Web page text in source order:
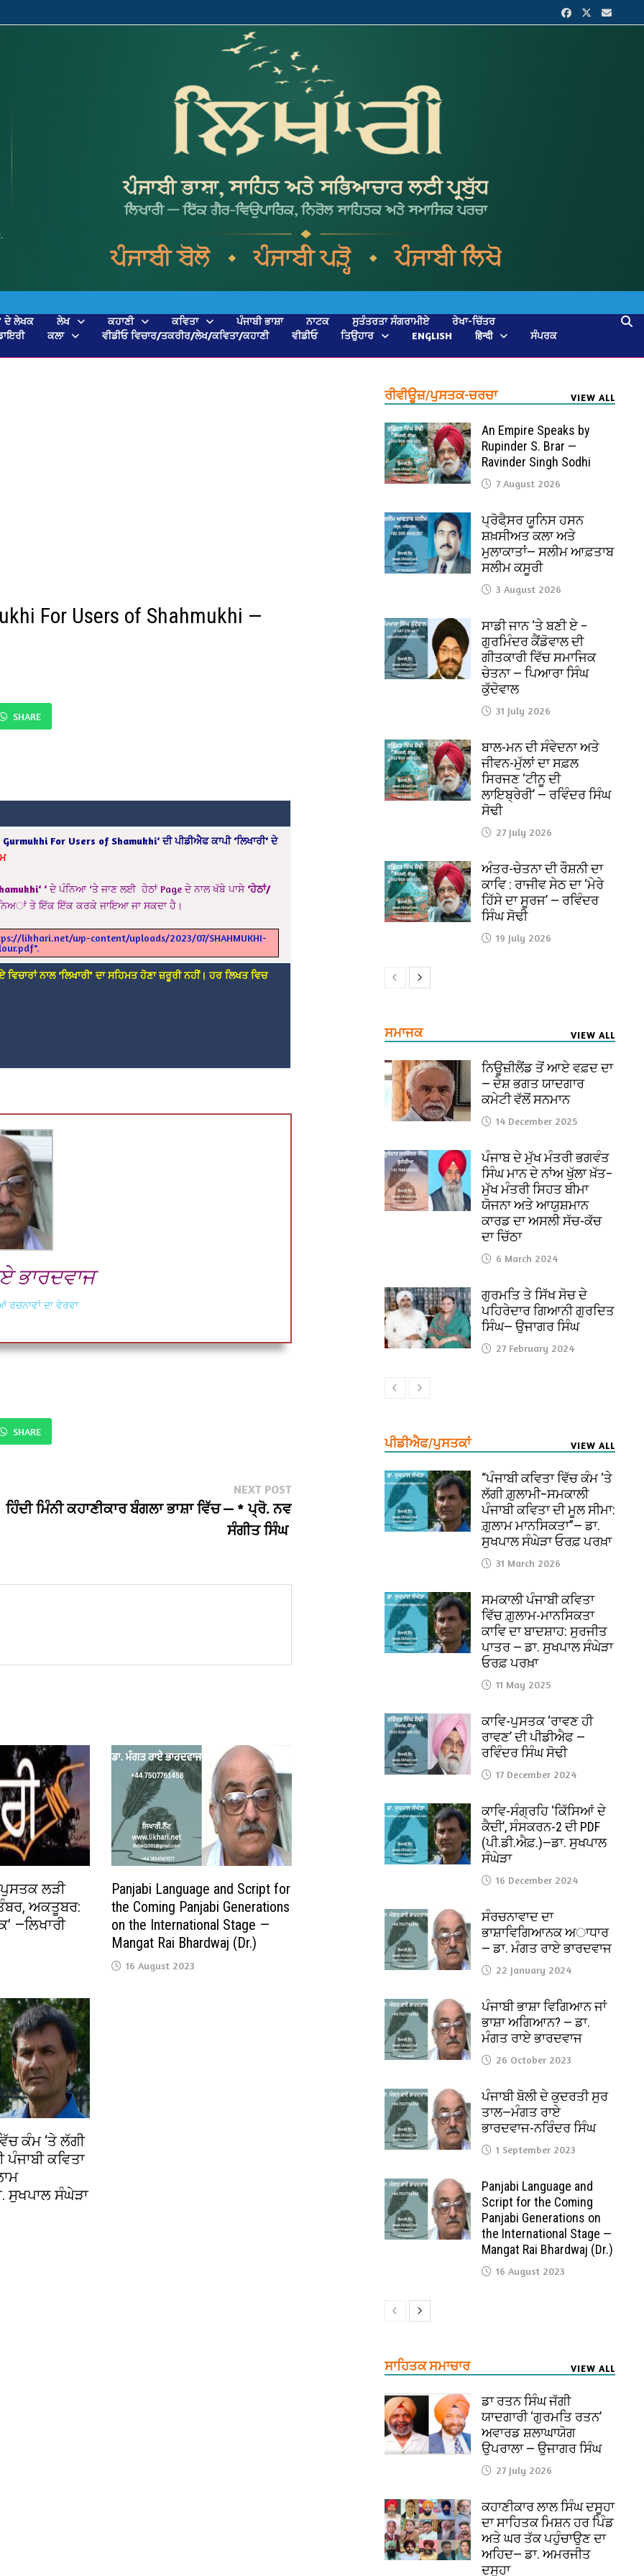
ਦੇ ਲੇਖਕ ਲੇਖ ਕਹਾਣੀ ਕਵਿਤਾ ਪੰਜਾਬੀ ਭਾਸ਼ਾ ਨਾਟਕ ਸੁਤੰਤਰਤਾ ਸੰਗਰਾਮੀਏ
ਰੇਖਾ-ਚਿੱਤਰ
ਕਲਾ ਵੀਡੀਓ ਵਿਚਾਰ/ਤਕਰੀਰ/ਲੇਖ/ਕਵਿਤਾ/ਕਹਾਣੀ ਵੀਡੀਓ ਤਿਉਹਾਰ ENGLISH हिन्दी
ਸੰਪਰਕ
For Users of Shahmukhi —
SHARE
For Users of Shamukhi‘ਦੀ ਪੀਡੀਐਫ ਕਾਪੀ‘ਲਿਖਾਰੀ‘ਦੇ
‘ ‘ਦੇ ਪੰਨਿਆ ‘ਤੇ ਜਾਣ ਲਈ ਹੇਠਾਂ Page ਦੇ ਨਾਲ ਖੱਬੇ ਪਾਸੇ ‘ਹੇਠਾਂ/
ਤੇ ਇੱਕ ਇੱਕ ਕਰਕੇ ਜਾਇਆ ਜਾ ਸਕਦਾ ਹੈ।
likhari.net/wp-content/uploads/2023/07/SHAHMUKHI-
ਨਾਲ ‘ਲਿਖਾਰੀ’ ਦਾ ਸਹਿਮਤ ਹੋਣਾ ਜ਼ਰੂਰੀ ਨਹੀਂ। ਹਰ ਲਿਖਤ ਵਿਚ
ਭਾਰਦਵਾਜ
ਰਚਨਾਵਾਂ ਦਾ ਵੇਰਵਾ
SHARE
NEXT POSTNext
post:
ਹਿੰਦੀ ਮਿੰਨੀ ਕਹਾਣੀਕਾਰ ਬੰਗਲਾ ਭਾਸ਼ਾ ਵਿੱਚ — * ਪ੍ਰੋ. ਨਵ
ਸੰਗੀਤ ਸਿੰਘ
ਪੁਸਤਕ ਲੜੀ
ਅਕਤੂਬਰ:
—ਲਿਖਾਰੀ
Panjabi Language and Script for
the Coming Panjabi Generations
on the International Stage —
Mangat Rai Bhardwaj (Dr.)
16 August 2023
ਕੰਮ ‘ਤੇ ਲੱਗੀ
ਕਵਿਤਾ
ਸੁਖਪਾਲ ਸੰਘੇੜਾ
ਰੀਵੀਊਜ਼/ਪੁਸਤਕ-ਚਰਚਾ VIEW ALL
An Empire Speaks by
Rupinder S. Brar —
Ravinder Singh Sodhi
7 August 2026
ਪ੍ਰੋਫੈ਼ਸਰ ਯੂਨਿਸ ਹਸਨ
ਸ਼ਖ਼ਸੀਅਤ ਕਲਾ ਅਤੇ
ਮੁਲਾਕਾਤਾਂ— ਸਲੀਮ ਆਫ਼ਤਾਬ
ਸਲੀਮ ਕਸੂਰੀ
3 August 2026
ਸਾਡੀ ਜਾਨ ‘ਤੇ ਬਣੀ ਏ –
ਗੁਰਮਿੰਦਰ ਕੈਂਡੋਵਾਲ ਦੀ
ਗੀਤਕਾਰੀ ਵਿੱਚ ਸਮਾਜਿਕ
ਚੇਤਨਾ — ਪਿਆਰਾ ਸਿੰਘ
ਕੁੱਦੋਵਾਲ
31 July 2026
ਬਾਲ-ਮਨ ਦੀ ਸੰਵੇਦਨਾ ਅਤੇ
ਜੀਵਨ-ਮੁੱਲਾਂ ਦਾ ਸਫ਼ਲ
ਸਿਰਜਣ ‘ਟੀਨੂ ਦੀ
ਲਾਇਬ੍ਰੇਰੀ’ — ਰਵਿੰਦਰ ਸਿੰਘ
ਸੋਢੀ
27 July 2026
ਅੰਤਰ-ਚੇਤਨਾ ਦੀ ਰੌਸ਼ਨੀ ਦਾ
ਕਾਵਿ : ਰਾਜੀਵ ਸੇਠ ਦਾ ‘ਮੇਰੇ
ਹਿੱਸੇ ਦਾ ਸੂਰਜ’ — ਰਵਿੰਦਰ
ਸਿੰਘ ਸੋਢੀ
19 July 2026
ਸਮਾਜਕ VIEW ALL
ਨਿਊਜ਼ੀਲੈਂਡ ਤੋਂ ਆਏ ਵਫ਼ਦ ਦਾ
— ਦੇਸ਼ ਭਗਤ ਯਾਦਗਾਰ
ਕਮੇਟੀ ਵੱਲੋਂ ਸਨਮਾਨ
14 December 2025
ਪੰਜਾਬ ਦੇ ਮੁੱਖ ਮੰਤਰੀ ਭਗਵੰਤ
ਸਿੰਘ ਮਾਨ ਦੇ ਨਾਂਅ ਖੁੱਲਾ ਖ਼ੱਤ–
ਮੁੱਖ ਮੰਤਰੀ ਸਿਹਤ ਬੀਮਾ
ਯੋਜਨਾ ਅਤੇ ਆਯੁਸ਼ਮਾਨ
ਕਾਰਡ ਦਾ ਅਸਲੀ ਸੱਚ-ਕੱਚ
ਦਾ ਚਿੱਠਾ
6 March 2024
ਗੁਰਮਤਿ ਤੇ ਸਿੱਖ ਸੋਚ ਦੇ
ਪਹਿਰੇਦਾਰ ਗਿਆਨੀ ਗੁਰਦਿਤ
ਸਿੰਘ— ਉਜਾਗਰ ਸਿੰਘ
27 February 2024
ਪੀਡੀਐਫ/ਪੁਸਤਕਾਂ VIEW ALL
“ਪੰਜਾਬੀ ਕਵਿਤਾ ਵਿੱਚ ਕੰਮ ‘ਤੇ
ਲੱਗੀ ਗ਼ੁਲਾਮੀ–ਸਮਕਾਲੀ
ਪੰਜਾਬੀ ਕਵਿਤਾ ਦੀ ਮੂਲ ਸੀਮਾ:
ਗ਼ੁਲਾਮ ਮਾਨਸਿਕਤਾ”— ਡਾ.
ਸੁਖਪਾਲ ਸੰਘੇੜਾ ਓਰਫ਼ ਪਰਖ਼ਾ
31 March 2026
ਸਮਕਾਲੀ ਪੰਜਾਬੀ ਕਵਿਤਾ
ਵਿੱਚ ਗ਼ੁਲਾਮ-ਮਾਨਸਿਕਤਾ
ਕਾਵਿ ਦਾ ਬਾਦਸ਼ਾਹ: ਸੁਰਜੀਤ
ਪਾਤਰ — ਡਾ. ਸੁਖਪਾਲ ਸੰਘੇੜਾ
ਓਰਫ਼ ਪਰਖ਼ਾ
11 May 2025
ਕਾਵਿ-ਪੁਸਤਕ ‘ਰਾਵਣ ਹੀ
ਰਾਵਣ’ ਦੀ ਪੀਡੀਐਫ —
ਰਵਿੰਦਰ ਸਿੰਘ ਸੋਢੀ
17 December 2024
ਕਾਵਿ-ਸੰਗ੍ਰਹਿ ‘ਕਿੱਸਿਆਂ ਦੇ
ਕੈਦੀ’, ਸੰਸਕਰਨ-2 ਦੀ PDF
(ਪੀ.ਡੀ.ਐਫ਼.)—ਡਾ. ਸੁਖਪਾਲ
ਸੰਘੇੜਾ
16 December 2024
ਸੰਰਚਨਾਵਾਦ ਦਾ
ਭਾਸ਼ਾਵਿਗਿਆਨਕ ਅਾਧਾਰ
— ਡਾ. ਮੰਗਤ ਰਾਏ ਭਾਰਦਵਾਜ
22 January 2024
ਪੰਜਾਬੀ ਭਾਸ਼ਾ ਵਿਗਿਆਨ ਜਾਂ
ਭਾਸ਼ਾ ਅਗਿਆਨ? — ਡਾ.
ਮੰਗਤ ਰਾਏ ਭਾਰਦਵਾਜ
26 October 2023
ਪੰਜਾਬੀ ਬੋਲੀ ਦੇ ਕੁਦਰਤੀ ਸੁਰ
ਤਾਲ—ਮੰਗਤ ਰਾਏ
ਭਾਰਦਵਾਜ-ਨਰਿੰਦਰ ਸਿੰਘ
1 September 2023
Panjabi Language and
Script for the Coming
Panjabi Generations on
the International Stage —
Mangat Rai Bhardwaj (Dr.)
16 August 2023
ਸਾਹਿਤਕ ਸਮਾਚਾਰ VIEW ALL
ਡਾ ਰਤਨ ਸਿੰਘ ਜੱਗੀ
ਯਾਦਗਾਰੀ ‘ਗੁਰਮਤਿ ਰਤਨ’
ਅਵਾਰਡ ਸ਼ਲਾਘਾਯੋਗ
ਉਪਰਾਲਾ — ਉਜਾਗਰ ਸਿੰਘ
27 July 2026
ਕਹਾਣੀਕਾਰ ਲਾਲ ਸਿੰਘ ਦਸੂਹਾ
ਦਾ ਸਾਹਿਤਕ ਮਿਸ਼ਨ ਹਰ ਪਿੰਡ
ਅਤੇ ਘਰ ਤੱਕ ਪਹੁੰਚਾਉਣ ਦਾ
ਅਹਿਦ— ਡਾ. ਅਮਰਜੀਤ
ਦਸੂਹਾ